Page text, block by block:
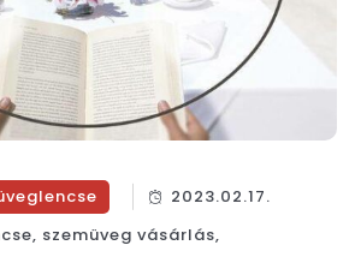
2023.02.17.
, szemüveg vásárlás,